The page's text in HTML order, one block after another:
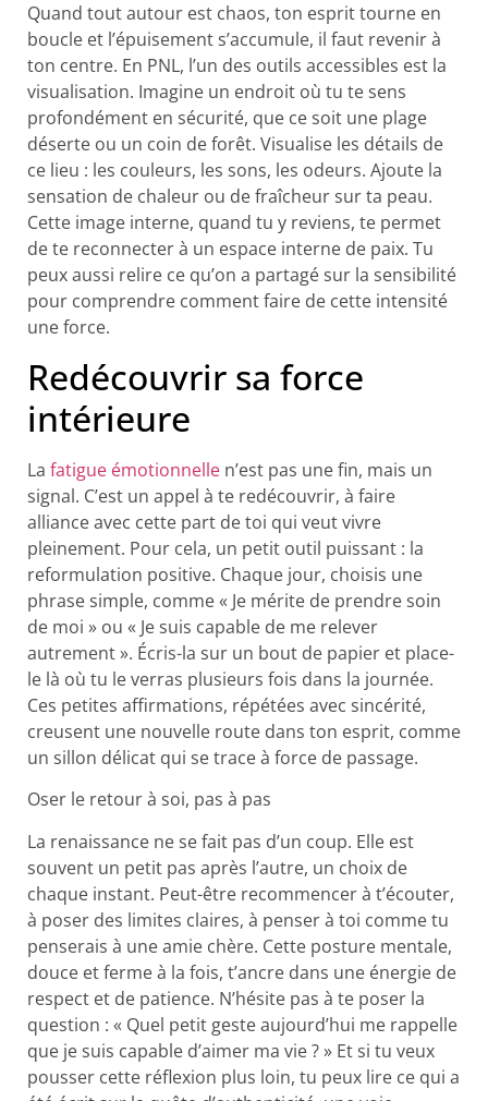
Quand tout autour est chaos, ton esprit tourne en
boucle et l’épuisement s’accumule, il faut revenir à
ton centre. En PNL, l’un des outils accessibles est la
visualisation. Imagine un endroit où tu te sens
profondément en sécurité, que ce soit une plage
déserte ou un coin de forêt. Visualise les détails de
ce lieu : les couleurs, les sons, les odeurs. Ajoute la
sensation de chaleur ou de fraîcheur sur ta peau.
Cette image interne, quand tu y reviens, te permet
de te reconnecter à un espace interne de paix. Tu
peux aussi relire ce qu’on a partagé sur la sensibilité
pour comprendre comment faire de cette intensité
une force.
Redécouvrir sa force
intérieure
La fatigue émotionnelle n’est pas une fin, mais un
signal. C’est un appel à te redécouvrir, à faire
alliance avec cette part de toi qui veut vivre
pleinement. Pour cela, un petit outil puissant : la
reformulation positive. Chaque jour, choisis une
phrase simple, comme « Je mérite de prendre soin
de moi » ou « Je suis capable de me relever
autrement ». Écris-la sur un bout de papier et place-
le là où tu le verras plusieurs fois dans la journée.
Ces petites affirmations, répétées avec sincérité,
creusent une nouvelle route dans ton esprit, comme
un sillon délicat qui se trace à force de passage.
Oser le retour à soi, pas à pas
La renaissance ne se fait pas d’un coup. Elle est
souvent un petit pas après l’autre, un choix de
chaque instant. Peut-être recommencer à t’écouter,
à poser des limites claires, à penser à toi comme tu
penserais à une amie chère. Cette posture mentale,
douce et ferme à la fois, t’ancre dans une énergie de
respect et de patience. N’hésite pas à te poser la
question : « Quel petit geste aujourd’hui me rappelle
que je suis capable d’aimer ma vie ? » Et si tu veux
pousser cette réflexion plus loin, tu peux lire ce qui a